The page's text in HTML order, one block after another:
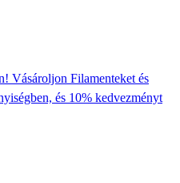
Vásároljon Filamenteket és
és 10% kedvezményt